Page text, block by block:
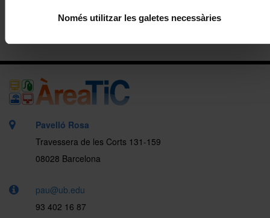
Només utilitzar les galetes necessàries
Pavelló Rosa
Travessera de les Corts 131-159
08028 Barcelona
pau@ub.edu
93 402 16 87